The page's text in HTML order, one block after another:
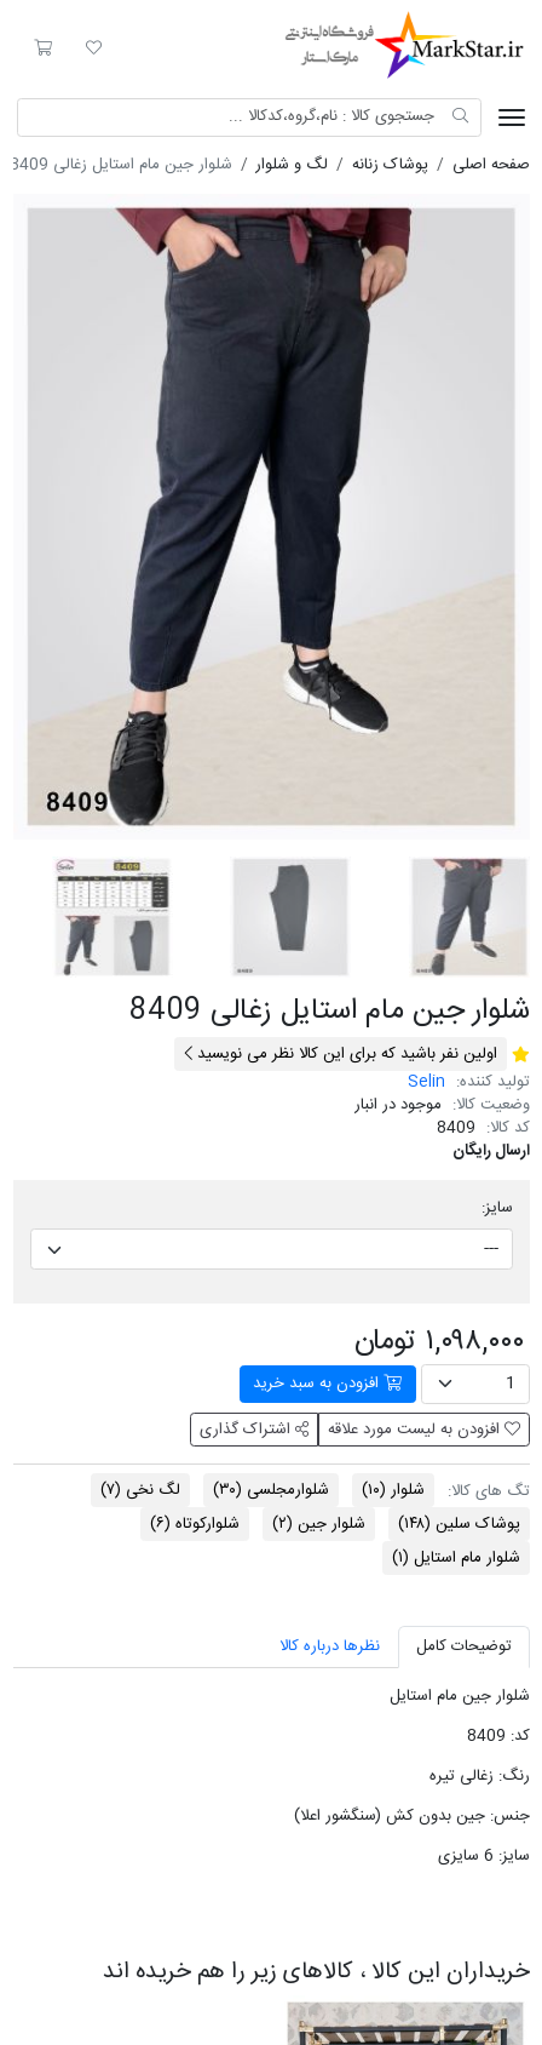
لیست مورد
سبد
صفحه اصلی پوشاک زنانه لگ و شلوار شلوار جین مام استایل زغالی 8409
شلوار جین مام استایل زغالی 8409
اولین نفر باشید که برای این کالا نظر می نویسید
تولید کننده: Selin
وضعیت کالا: موجود در انبار
کد کالا: 8409
ارسال رایگان
سایز:
۱,۰۹۸,۰۰۰ تومان
افزودن به سبد خرید
افزودن به لیست مورد علاقه
اشتراک گذاری
تگ های کالا: شلوار (۱۰) شلوارمجلسی (۳۰) لگ نخی (۷)
پوشاک سلین (۱۴۸) شلوار جین (۲) شلوارکوتاه (۶)
شلوار مام استایل (۱)
توضیحات کامل
نظرها درباره کالا
شلوار جین مام استایل
کد: 8409
رنگ: زغالی تیره
جنس: جین بدون کش (سنگشور اعلا)
سایز: 6 سایزی
خریداران این کالا ، کالاهای زیر را هم خریده اند